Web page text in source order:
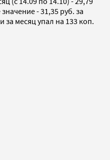
- 31,35 руб. за
месяц упал на 133 коп.